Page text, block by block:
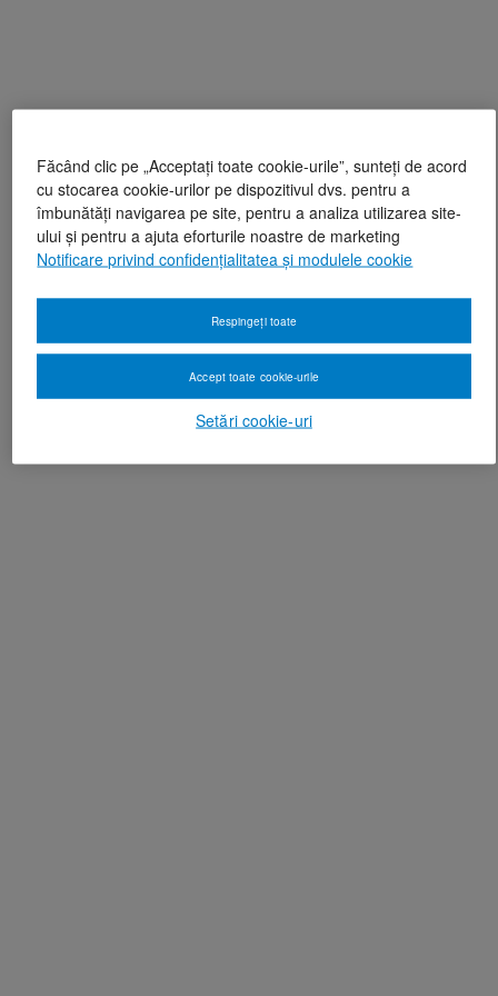
Făcând clic pe „Acceptați toate cookie-urile”, sunteți de acord
cu stocarea cookie-urilor pe dispozitivul dvs. pentru a
îmbunătăți navigarea pe site, pentru a analiza utilizarea site-
ului și pentru a ajuta eforturile noastre de marketing
Notificare privind confidențialitatea și modulele cookie
Setări cookie-uri
Respingeți toate
Accept toate cookie-urile